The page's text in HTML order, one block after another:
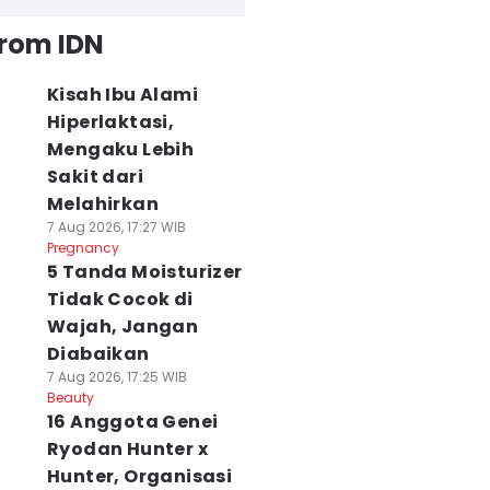
IDN
Kisah Ibu Alami
Hiperlaktasi,
Mengaku Lebih
Sakit dari
Melahirkan
7 Aug 2026, 17:27 WIB
Pregnancy
5 Tanda Moisturizer
Tidak Cocok di
Wajah, Jangan
Diabaikan
7 Aug 2026, 17:25 WIB
Beauty
16 Anggota Genei
Ryodan Hunter x
Hunter, Organisasi